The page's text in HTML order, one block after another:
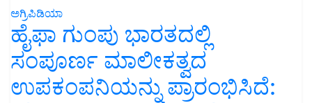
ಅಗ್ರಿಪಿಡಿಯಾ
ಹೈಫಾ ಗುಂಪು ಭಾರತದಲ್ಲಿ
ಸಂಪೂರ್ಣ ಮಾಲೀಕತ್ವದ
ಉಪಕಂಪನಿಯನ್ನು ಪ್ರಾರಂಭಿಸಿದೆ: